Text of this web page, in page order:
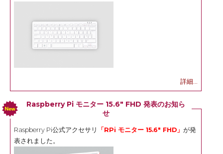
詳細...
Raspberry Pi モニター 15.6" FHD 発表のお知ら
せ
Raspberry Pi公式アクセサリ 「RPi モニター 15.6" FHD」 が発
表されました。